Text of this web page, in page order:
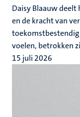
Daisy Blaauw
en de kracht van
voelen, betrokken
15 juli 2026